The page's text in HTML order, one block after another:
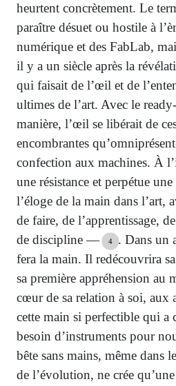
heurtent concrètement. Le
paraître désuet ou hostile à
numérique et des FabLab,
il y a un siècle après la
qui faisait de l’œil et de
ultimes de l’art. Avec le
manière, l’œil se libérait de
encombrantes
confection aux machines. À
une résistance et perpétue
l’éloge de la main dans l’art,
de faire, de l’apprentissage,
de discipline —
4
. Dans un
fera la main. Il redécouvrira
sa première appréhension au
cœur de sa relation à soi, aux
cette main si perfectible qui a
besoin d’instruments pour
bête sans mains, même dans
de l’évolution, ne crée